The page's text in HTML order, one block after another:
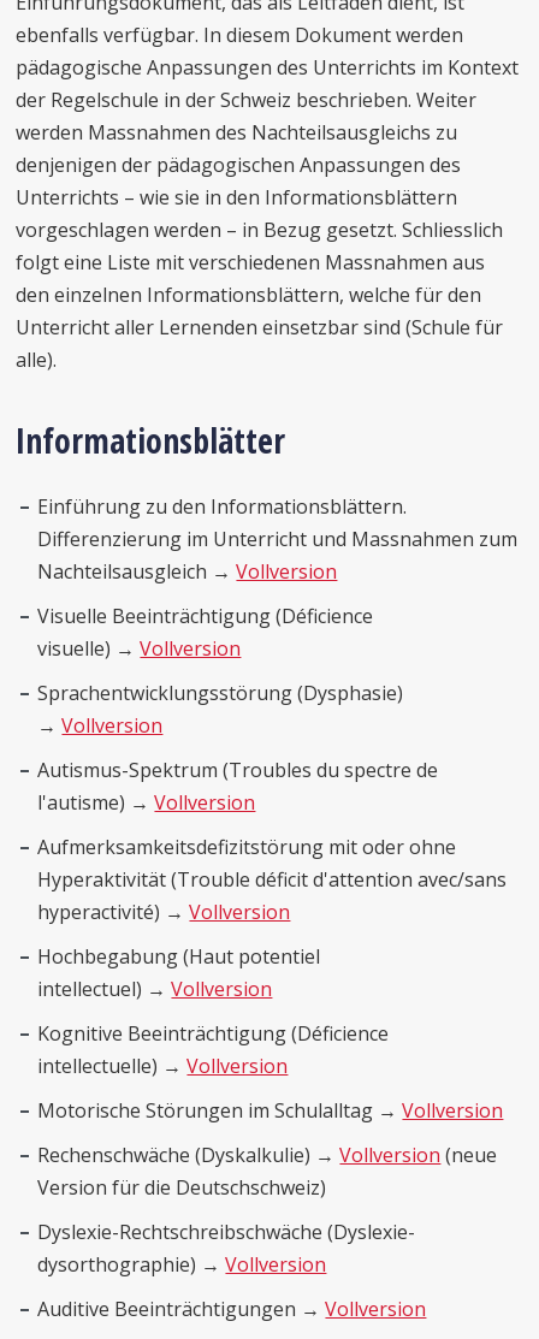
ebenfalls verfügbar. In diesem Dokument werden
pädagogische Anpassungen des Unterrichts im Kontext
der Regelschule in der Schweiz beschrieben. Weiter
werden Massnahmen des Nachteilsausgleichs zu
denjenigen der pädagogischen Anpassungen des
Unterrichts – wie sie in den Informationsblättern
vorgeschlagen werden – in Bezug gesetzt. Schliesslich
folgt eine Liste mit verschiedenen Massnahmen aus
den einzelnen Informationsblättern, welche für den
Unterricht aller Lernenden einsetzbar sind (Schule für
alle).
Informationsblätter
Einführung zu den Informationsblättern.
Differenzierung im Unterricht und Massnahmen zum
Nachteilsausgleich →Vollversion
Visuelle Beeinträchtigung (Déficience
visuelle) →Vollversion
Sprachentwicklungsstörung (Dysphasie)
→Vollversion
Autismus-Spektrum (Troubles du spectre de
l'autisme) →Vollversion
Aufmerksamkeitsdefizitstörung mit oder ohne
Hyperaktivität (Trouble déficit d'attention avec/sans
hyperactivité) →Vollversion
Hochbegabung (Haut potentiel
intellectuel) →Vollversion
Kognitive Beeinträchtigung (Déficience
intellectuelle) →Vollversion
Motorische Störungen im Schulalltag →Vollversion
Rechenschwäche (Dyskalkulie) →Vollversion (neue
Version für die Deutschschweiz)
Dyslexie-Rechtschreibschwäche (Dyslexie-
dysorthographie) →Vollversion
Auditive Beeinträchtigungen →Vollversion